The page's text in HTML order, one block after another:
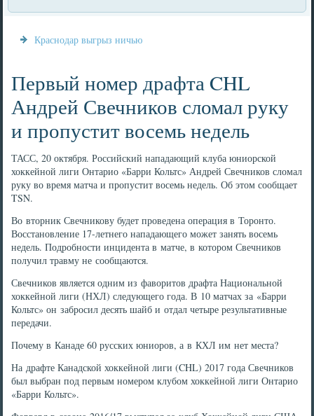
Краснодар выгрыз ничью
Первый номер драфта CHL
Андрей Свечников сломал руку
и пропустит восемь недель
ТАСС, 20 октября. Российский нападающий клуба юниорской
хоккейной лиги Онтарио «Барри Кольтс» Андрей Свечников сломал
руку во время матча и пропустит восемь недель. Об этом сообщает
TSN.
Во вторник Свечникову будет проведена операция в Торонто.
Восстановление 17-летнего нападающего может занять восемь
недель. Подробности инцидента в матче, в котором Свечников
получил травму не сообщаются.
Свечников является одним из фаворитов драфта Национальной
хоккейной лиги (НХЛ) следующего года. В 10 матчах за «Барри
Кольтс» он забросил десять шайб и отдал четыре результативные
передачи.
Почему в Канаде 60 русских юниоров, а в КХЛ им нет места?
На драфте Канадской хоккейной лиги (CHL) 2017 года Свечников
был выбран под первым номером клубом хоккейной лиги Онтарио
«Барри Кольтс».